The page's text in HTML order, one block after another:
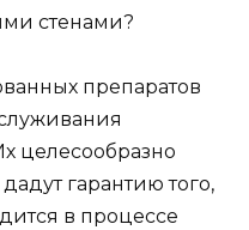
стенами?
препаратов
целесообразно
гарантию того,
в процессе